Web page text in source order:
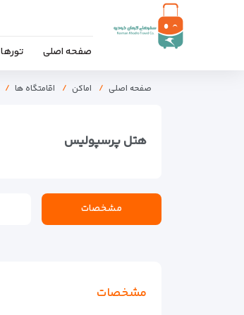
صفحه اصلی تورها
صفحه اصلی اماکن اقامتگاه ها
هتل پرسپولیس
مشخصات
مشخصات